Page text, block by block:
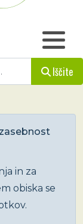
Iščite
in za
obiska se